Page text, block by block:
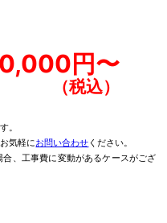
円〜
。
気軽にお問い合わせ ください。
、工事費に変動があるケースがござ